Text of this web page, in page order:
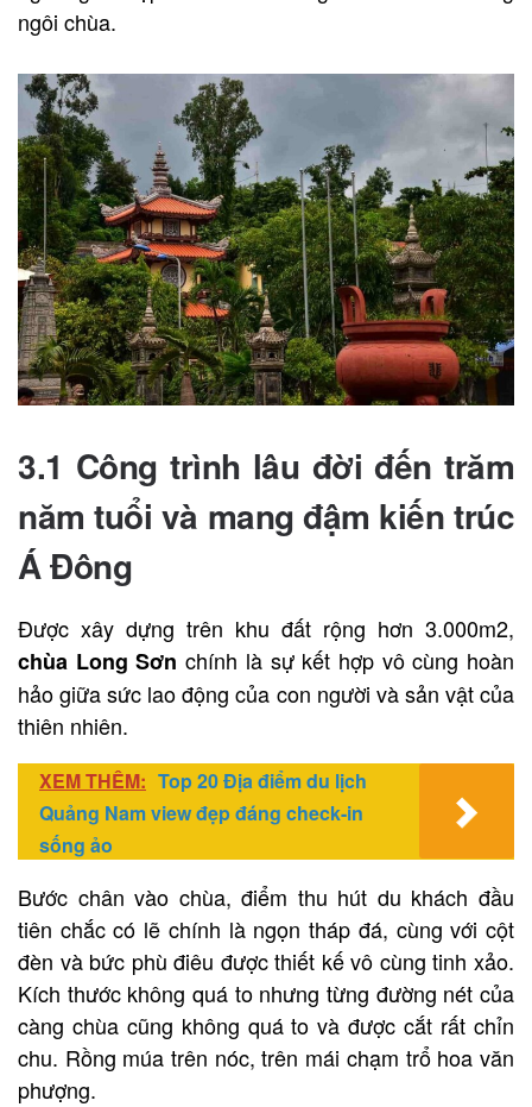
ngôi chùa.
3.1 Công trình lâu đời đến trăm
năm tuổi và mang đậm kiến trúc
Á Đông
Được xây dựng trên khu đất rộng hơn 3.000m2,
chùa Long Sơn chính là sự kết hợp vô cùng hoàn
hảo giữa sức lao động của con người và sản vật của
thiên nhiên.
XEM THÊM: Top 20 Địa điểm du lịch
Quảng Nam view đẹp đáng check-in
sống ảo
Bước chân vào chùa, điểm thu hút du khách đầu
tiên chắc có lẽ chính là ngọn tháp đá, cùng với cột
đèn và bức phù điêu được thiết kế vô cùng tinh xảo.
Kích thước không quá to nhưng từng đường nét của
càng chùa cũng không quá to và được cắt rất chỉn
chu. Rồng múa trên nóc, trên mái chạm trổ hoa văn
phượng.